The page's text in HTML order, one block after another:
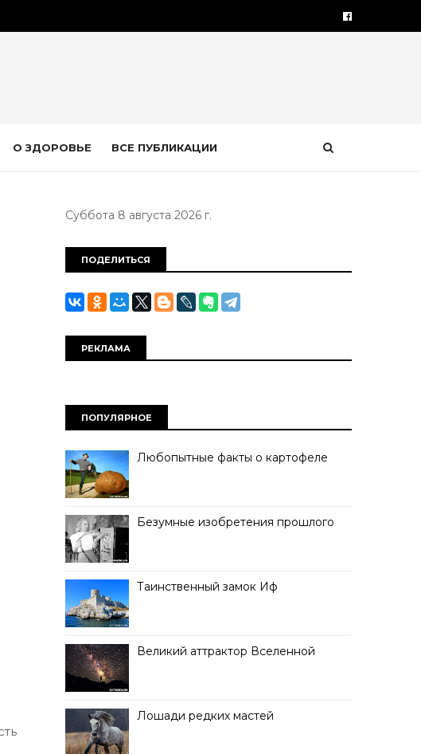
О ЗДОРОВЬЕ ВСЕ ПУБЛИКАЦИИ
Суббота 8 августа 2026 г.
ПОДЕЛИТЬСЯ
РЕКЛАМА
ПОПУЛЯРНОЕ
Любопытные факты о картофеле
Безумные изобретения прошлого
Таинственный замок Иф
Великий аттрактор Вселенной
Лошади редких мастей